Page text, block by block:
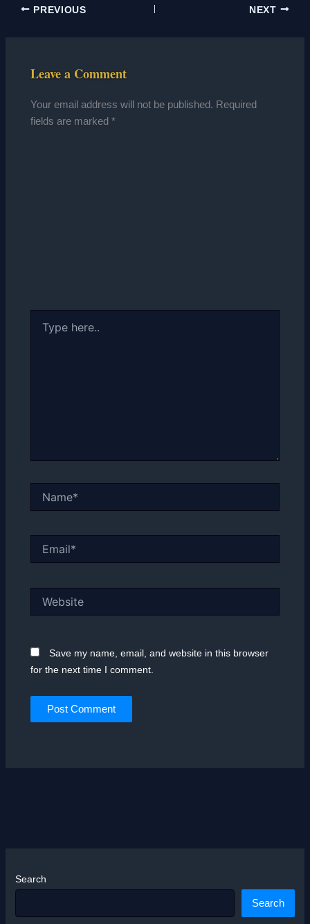
PREVIOUS NEXT
Leave a Comment
Your email address will not be published. Required
fields are marked*
here..
Save my name, email, and website in this browser
for the next time I comment.
Search
Search